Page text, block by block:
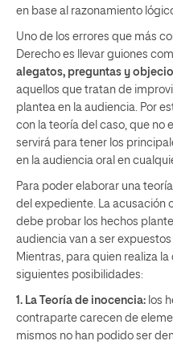
en base al razonamiento
Uno de los errores que más
Derecho es llevar guiones
alegatos, preguntas y
aquellos que tratan de
plantea en la audiencia. Por
con la teoría del caso, que no
servirá para tener los
en la audiencia oral en
Para poder elaborar una
del expediente. La acusación
debe probar los hechos
audiencia van a ser
Mientras, para quien realiza
siguientes posibilidades:
1. La Teoría de inocencia: los
contraparte carecen de
mismos no han podido ser